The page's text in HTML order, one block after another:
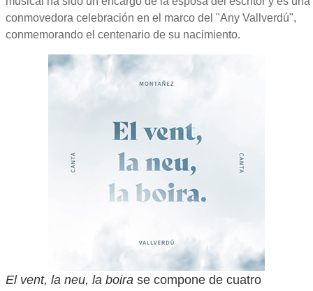
conmovedora celebración en el marco del "Any Vallverdú",
conmemorando el centenario de su nacimiento.
El vent, la neu, la boira se compone de cuatro